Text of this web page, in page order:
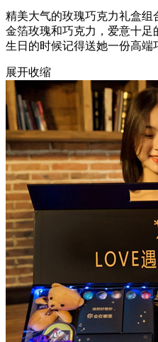
精美大气的玫瑰巧克力礼盒组
金箔玫瑰和巧克力，爱意十足
生日的时候记得送她一份高端
展开收缩